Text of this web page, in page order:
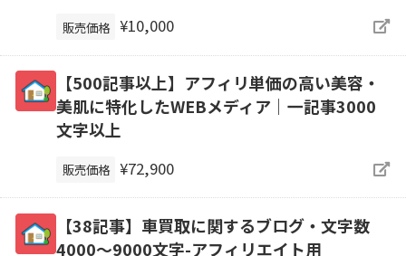
販売価格 ¥10,000
【500記事以上】アフィリ単価の高い美容・
美肌に特化したWEBメディア｜一記事3000
文字以上
販売価格 ¥72,900
【38記事】車買取に関するブログ・文字数
4000～9000文字-アフィリエイト用